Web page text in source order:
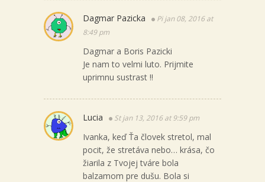
Dagmar Pazicka
Pi jan 08, 2016 at
8:49 pm
Dagmar a Boris Pazicki
Je nam to velmi luto. Prijmite
uprimnu sustrast !!
Lucia St jan 13, 2016 at 9:59 pm
Ivanka, keď Ťa človek stretol, mal
pocit, že stretáva nebo… krása, čo
žiarila z Tvojej tváre bola
balzamom pre dušu. Bola si